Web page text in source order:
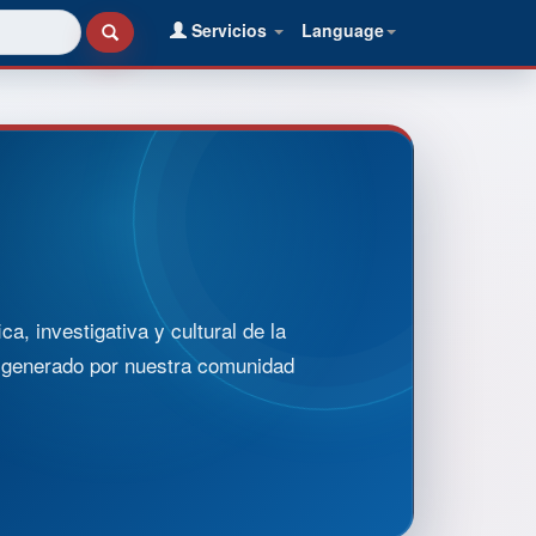
Language
Servicios
investigativa y cultural de la
por nuestra comunidad